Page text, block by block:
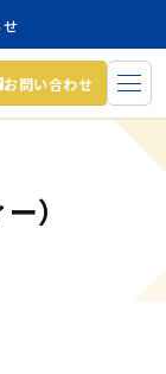
せ
お問い合わせ
）